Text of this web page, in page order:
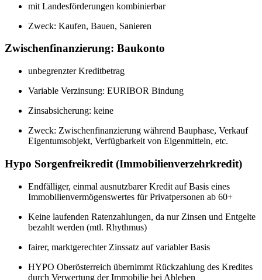
mit Landesförderungen kombinierbar
Zweck: Kaufen, Bauen, Sanieren
Zwischenfinanzierung: Baukonto
unbegrenzter Kreditbetrag
Variable Verzinsung: EURIBOR Bindung
Zinsabsicherung: keine
Zweck: Zwischenfinanzierung während Bauphase, Verkauf
Eigentumsobjekt, Verfügbarkeit von Eigenmitteln, etc.
Hypo Sorgenfreikredit (Immobilienverzehrkredit)
Endfälliger, einmal ausnutzbarer Kredit auf Basis eines
Immobilienvermögenswertes für Privatpersonen ab 60+
Keine laufenden Ratenzahlungen, da nur Zinsen und Entgelte
bezahlt werden (mtl. Rhythmus)
fairer, marktgerechter Zinssatz auf variabler Basis
HYPO Oberösterreich übernimmt Rückzahlung des Kredites
durch Verwertung der Immobilie bei Ableben